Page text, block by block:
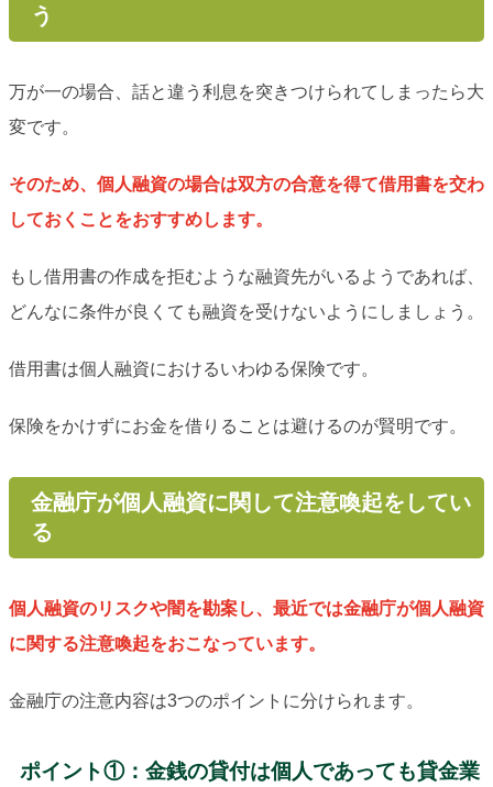
う
万が一の場合、話と違う利息を突きつけられてしまったら大
変です。
そのため、個人融資の場合は双方の合意を得て借用書を交わ
しておくことをおすすめします。
もし借用書の作成を拒むような融資先がいるようであれば、
どんなに条件が良くても融資を受けないようにしましょう。
借用書は個人融資におけるいわゆる保険です。
保険をかけずにお金を借りることは避けるのが賢明です。
金融庁が個人融資に関して注意喚起をしてい
る
個人融資のリスクや闇を勘案し、最近では金融庁が個人融資
に関する注意喚起をおこなっています。
金融庁の注意内容は3つのポイントに分けられます。
ポイント①：金銭の貸付は個人であっても貸金業